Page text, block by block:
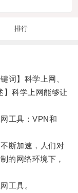
排行
】科学上网、
】科学上网能够让
工具：VPN和
断加速，人们对
的网络环境下，
工具。